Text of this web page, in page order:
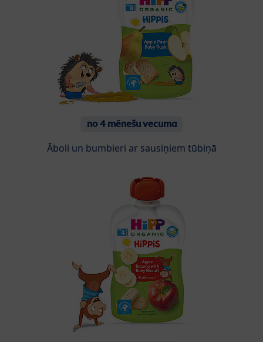
no 4 mēnešu vecuma
Āboli un bumbieri ar sausiņiem tūbiņā